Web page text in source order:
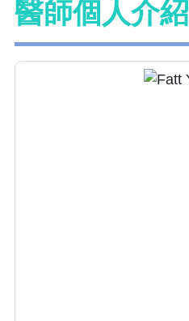
醫師個人介紹